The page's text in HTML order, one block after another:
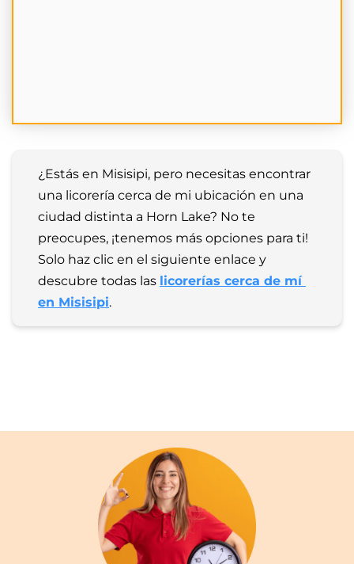
¿Estás en Misisipi, pero necesitas encontrar
una licorería cerca de mi ubicación en una
ciudad distinta a Horn Lake? No te
preocupes, ¡tenemos más opciones para ti!
Solo haz clic en el siguiente enlace y
descubre todas las licorerías cerca de mí
en Misisipi.